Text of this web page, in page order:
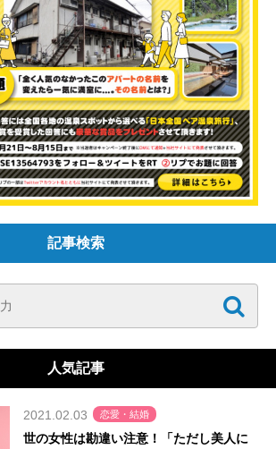
記事検索
人気記事
2021.02.03 恋愛・結婚
世の女性は勘違い注意！「ただし美人に